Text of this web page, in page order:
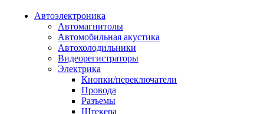
Автоэлектроника
Автомагнитолы
Автомобильная акустика
Автохолодильники
Видеорегистраторы
Электрика
Кнопки/переключатели
Провода
Разъемы
Штекера